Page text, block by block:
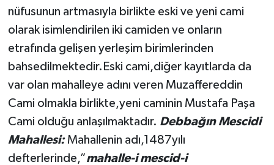
nüfusunun artmasıyla birlikte eski ve yeni cami
olarak isimlendirilen iki camiden ve onların
etrafında gelişen yerleşim birimlerinden
bahsedilmektedir.Eski cami,diğer kayıtlarda da
var olan mahalleye adını veren Muzaffereddin
Cami olmakla birlikte,yeni caminin Mustafa Paşa
Cami olduğu anlaşılmaktadır. Debbağın Mescidi
Mahallesi: Mahallenin adı,1487yılı
defterlerinde,”mahalle-i mescid-i